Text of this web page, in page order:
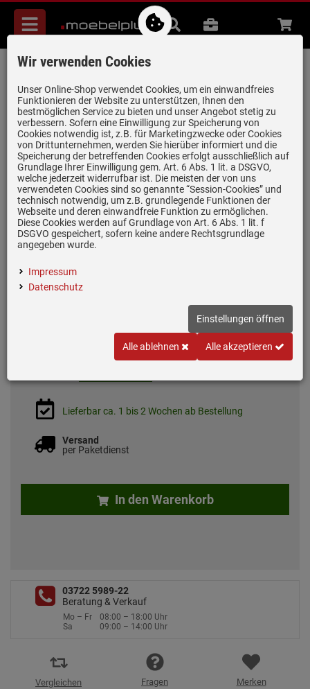
Menü
Suche
B2B Beratung
V-ZUG 1206328 Satz verstärkte Federn
(2 Stück)
Artikel-Nummer:19981864 | Herstellernummer: 1206328 |
EAN:7630029486351
Einloggen und Bewertung schreiben
Zubehör für V-ZUG-Geschirrspüler
€
inkl. MwSt. versandkostenfrei
Lieferbar ca. 1 bis 2 Wochen ab Bestellung
Versand
per Paketdienst
In den Warenkorb
03722 5989-22
Beratung & Verkauf
Mo – Fr
08:00 – 18:00 Uhr
Sa
09:00 – 14:00 Uhr
Vergleichen Fragen Merken
Wir verwenden Cookies
Unser Online-Shop verwendet Cookies, um ein einwandfreies
Funktionieren der Website zu unterstützen, Ihnen den
bestmöglichen Service zu bieten und unser Angebot stetig zu
verbessern. Sofern eine Einwilligung zur Speicherung von
Cookies notwendig ist, z.B. für Marketingzwecke oder Cookies
von Drittunternehmen, werden Sie hierüber informiert und die
Speicherung der betreffenden Cookies erfolgt ausschließlich auf
Grundlage Ihrer Einwilligung gem. Art. 6 Abs. 1 lit. a DSGVO,
welche jederzeit widerrufbar ist. Die meisten der von uns
verwendeten Cookies sind so genannte “Session-Cookies” und
technisch notwendig, um z.B. grundlegende Funktionen der
Webseite und deren einwandfreie Funktion zu ermöglichen.
Diese Cookies werden auf Grundlage von Art. 6 Abs. 1 lit. f
DSGVO gespeichert, sofern keine andere Rechtsgrundlage
angegeben wurde.
Impressum
Datenschutz
Einstellungen öffnen
Alle ablehnen Alle akzeptieren